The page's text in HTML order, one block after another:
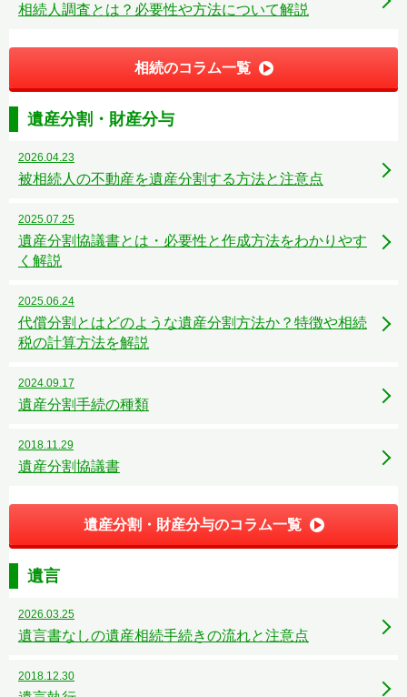
相続人調査とは？必要性や方法について解説
相続のコラム一覧
遺産分割・財産分与
2026.04.23
被相続人の不動産を遺産分割する方法と注意点
2025.07.25
遺産分割協議書とは・必要性と作成方法をわかりやす
く解説
2025.06.24
代償分割とはどのような遺産分割方法か？特徴や相続
税の計算方法を解説
2024.09.17
遺産分割手続の種類
2018.11.29
遺産分割協議書
遺産分割・財産分与のコラム一覧
遺言
2026.03.25
遺言書なしの遺産相続手続きの流れと注意点
2018.12.30